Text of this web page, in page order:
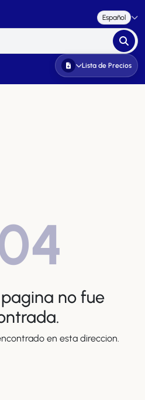
Español
Lista de Precios
no fue
en esta direccion.